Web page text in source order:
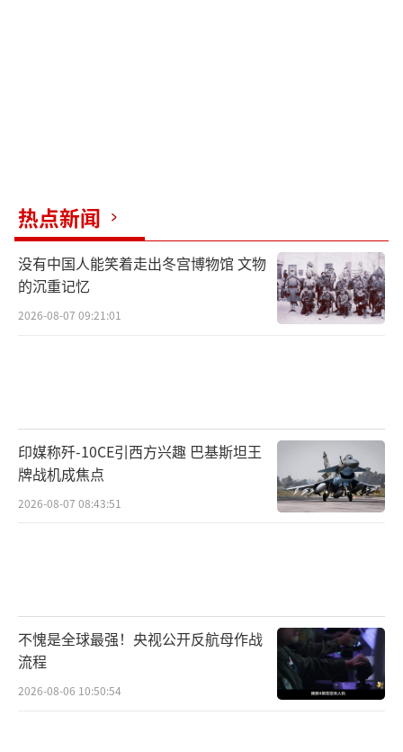
热点新闻
没有中国人能笑着走出冬宫博物馆 文物
的沉重记忆
2026-08-07 09:21:01
印媒称歼-10CE引西方兴趣 巴基斯坦王
牌战机成焦点
2026-08-07 08:43:51
不愧是全球最强！央视公开反航母作战
流程
2026-08-06 10:50:54